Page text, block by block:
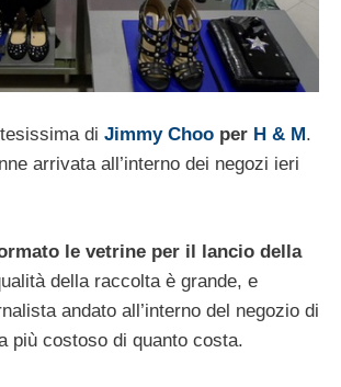
di Jimmy Choo per H & M.
arrivata all’interno dei negozi ieri
le vetrine per il lancio della
della raccolta è grande, e
andato all’interno del negozio di
più costoso di quanto costa.